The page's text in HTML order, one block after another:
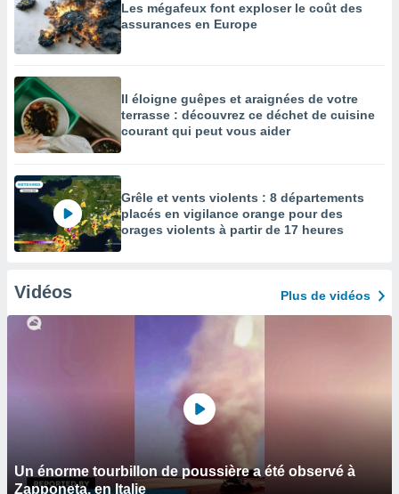
Les mégafeux font exploser le coût des
assurances en Europe
Il éloigne guêpes et araignées de votre
terrasse : découvrez ce déchet de cuisine
courant qui peut vous aider
Grêle et vents violents : 8 départements
placés en vigilance orange pour des
orages violents à partir de 17 heures
Vidéos Plus de vidéos
Un énorme tourbillon de poussière a été observé à
Zapponeta, en Italie